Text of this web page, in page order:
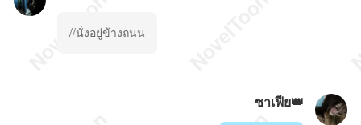
//นั่งอยู่ข้างถนน
ซาเฟีย👑